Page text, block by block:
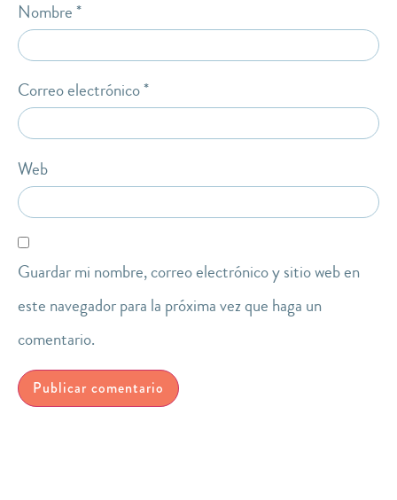
Nombre*
Correo electrónico*
Web
Guardar mi nombre, correo electrónico y sitio web en
este navegador para la próxima vez que haga un
comentario.